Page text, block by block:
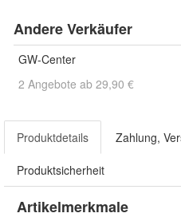
Andere Verkäufer
GW-Center
2 Angebote ab 29,90 €
Produktdetails Zahlung,
Produktsicherheit
Artikelmerkmale